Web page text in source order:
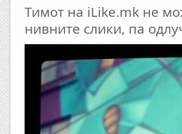
Тимот на iLike.mk не
нивните слики, па